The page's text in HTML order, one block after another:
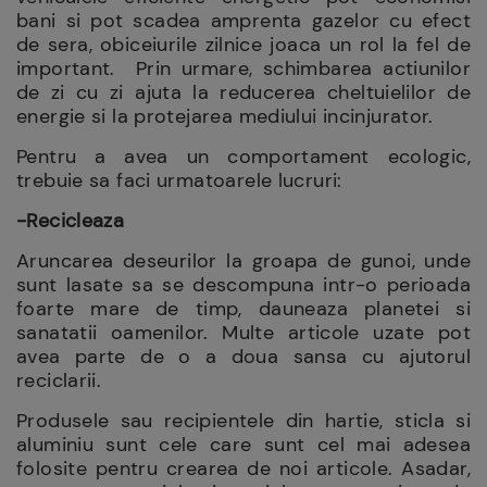
bani si pot scadea amprenta gazelor cu efect
de sera, obiceiurile zilnice joaca un rol la fel de
important.
Prin urmare, schimbarea actiunilor
de zi cu zi ajuta la reducerea cheltuielilor de
energie si la protejarea mediului incinjurator.
Pentru a avea un comportament ecologic,
trebuie sa faci urmatoarele lucruri:
-Recicleaza
Aruncarea deseurilor la groapa de gunoi, unde
sunt lasate sa se descompuna intr-o perioada
foarte mare de timp, dauneaza planetei si
sanatatii oamenilor. Multe articole uzate pot
avea parte de o a doua sansa cu ajutorul
reciclarii.
Produsele sau recipientele din hartie, sticla si
aluminiu sunt cele care sunt cel mai adesea
folosite pentru crearea de noi articole. Asadar,